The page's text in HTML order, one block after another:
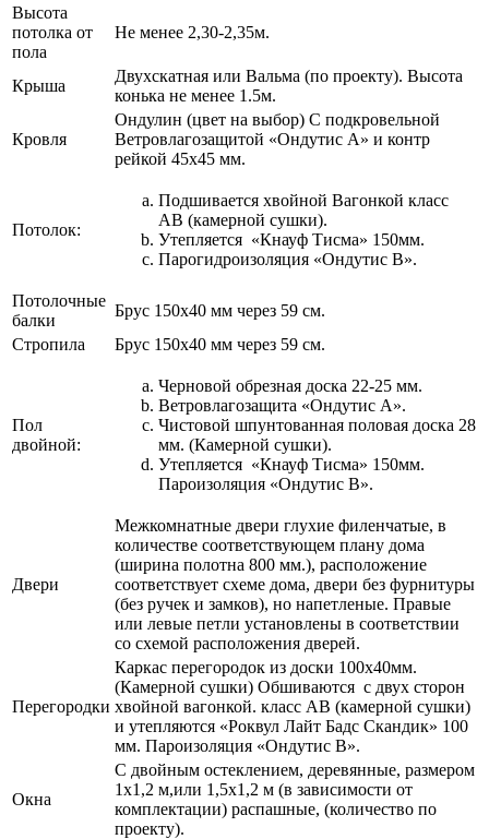
Высота
потолка от
пола
Не менее 2,30-2,35м.
Крыша
Двухскатная или Вальма (по проекту). Высота
конька не менее 1.5м.
Кровля
Ондулин (цвет на выбор) С подкровельной
Ветровлагозащитой «Ондутис А» и контр
рейкой 45х45 мм.
Потолок:
Подшивается хвойной Вагонкой класс
АВ (камерной сушки).
Утепляется «Кнауф Тисма» 150мм.
Парогидроизоляция «Ондутис В».
Потолочные
балки
Брус 150х40 мм через 59 см.
Стропила
Брус 150х40 мм через 59 см.
Пол
двойной:
Черновой обрезная доска 22-25 мм.
Ветровлагозащита «Ондутис А».
Чистовой шпунтованная половая доска 28
мм. (Камерной сушки).
Утепляется «Кнауф Тисма» 150мм.
Пароизоляция «Ондутис В».
Двери
Межкомнатные двери глухие филенчатые, в
количестве соответствующем плану дома
(ширина полотна 800 мм.), расположение
соответствует схеме дома, двери без фурнитуры
(без ручек и замков), но напетленые. Правые
или левые петли установлены в соответствии
со схемой расположения дверей.
Перегородки
Каркас перегородок из доски 100х40мм.
(Камерной сушки) Обшиваются с двух сторон
хвойной вагонкой. класс АВ (камерной сушки)
и утепляются «Роквул Лайт Бадс Скандик» 100
мм. Пароизоляция «Ондутис В».
Окна
С двойным остеклением, деревянные, размером
1х1,2 м,или 1,5х1,2 м (в зависимости от
комплектации) распашные, (количество по
проекту).